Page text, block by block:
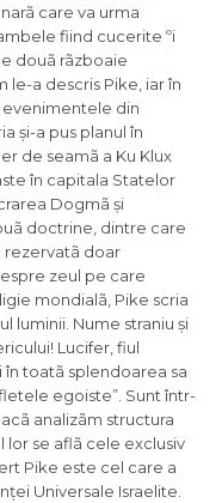
care va urma
fiind cucerite ºi
douã rãzboaie
le-a descris Pike, iar în
din
și-a pus planul în
de seamã a Ku Klux
în capitala Statelor
Dogmã și
doctrine, dintre care
rezervatã doar
zeul pe care
mondialã, Pike scria
luminii. Nume straniu și
Lucifer, fiul
în toatã splendoarea sa
egoiste”. Sunt într-
analizãm structura
lor se aflã cele exclusiv
Pike este cel care a
Universale Israelite.